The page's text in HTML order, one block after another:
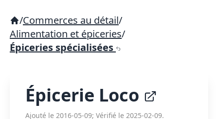
/Commerces au détail/
Alimentation et épiceries/
Épiceries spécialisées
Épicerie Loco
Ajouté le 2016-05-09; Vérifié le 2025-02-09.